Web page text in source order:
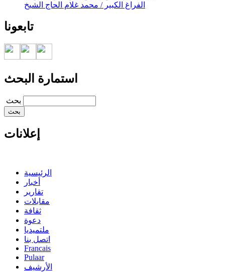
الفراغ الكبير / محمد غلام الحاج الشيخ
تابعونا
استمارة البحث
‏بحث ‏
إعلانات
الرئيسية
أخبار
تقارير
مقابلات
ثقافة
دعوة
ملتميديا
اتصل بنا
Francais
Pulaar
الأرشيف